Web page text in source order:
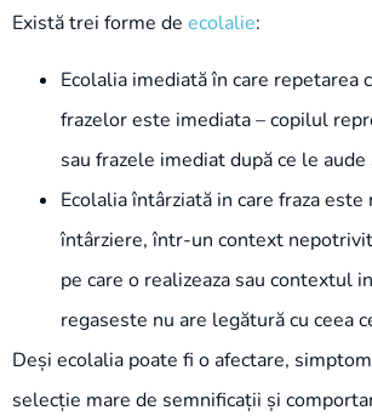
Există trei forme de ecolalie:
Ecolalia imediată în care repetarea
frazelor este imediata – copilul
sau frazele imediat după ce le
Ecolalia întârziată in care fraza este
întârziere, într-un context
pe care o realizeaza sau contextul
regaseste nu are legătură cu ceea
Deși ecolalia poate fi o afectare,
selecție mare de semnificații și